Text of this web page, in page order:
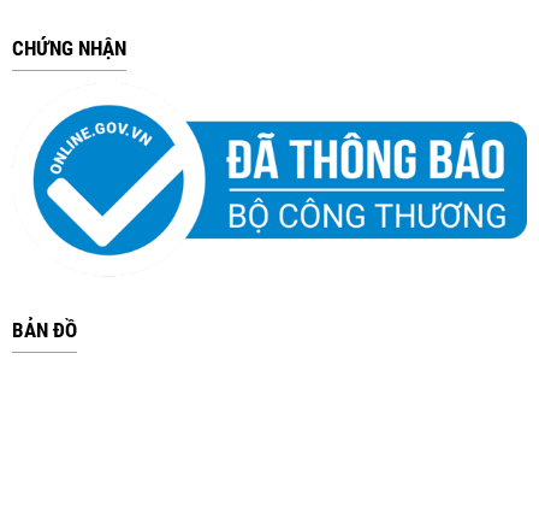
CHỨNG NHẬN
BẢN ĐỒ